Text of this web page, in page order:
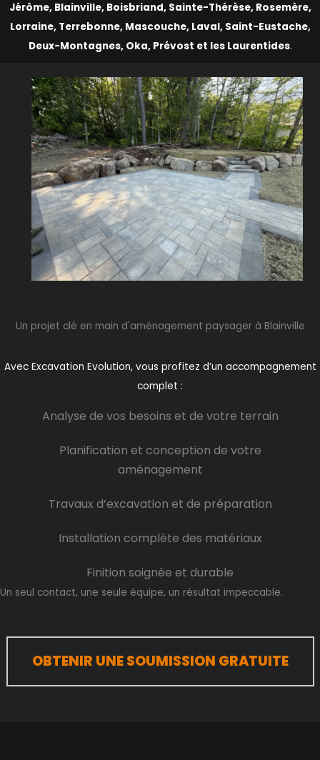
Jérôme, Blainville, Boisbriand, Sainte-Thérèse, Rosemère,
Lorraine, Terrebonne, Mascouche, Laval, Saint-Eustache,
Deux-Montagnes, Oka, Prévost et les Laurentides.
Un projet clé en main d'aménagement paysager à Blainville
Avec Excavation Evolution, vous profitez d’un accompagnement
complet :
Analyse de vos besoins et de votre terrain
Planification et conception de votre
aménagement
Travaux d’excavation et de préparation
Installation complète des matériaux
Finition soignée et durable
Un seul contact, une seule équipe, un résultat impeccable.
OBTENIR UNE SOUMISSION GRATUITE